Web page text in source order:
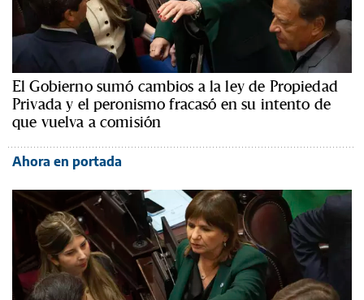
El Gobierno sumó cambios a la ley de Propiedad
Privada y el peronismo fracasó en su intento de
que vuelva a comisión
Ahora en portada